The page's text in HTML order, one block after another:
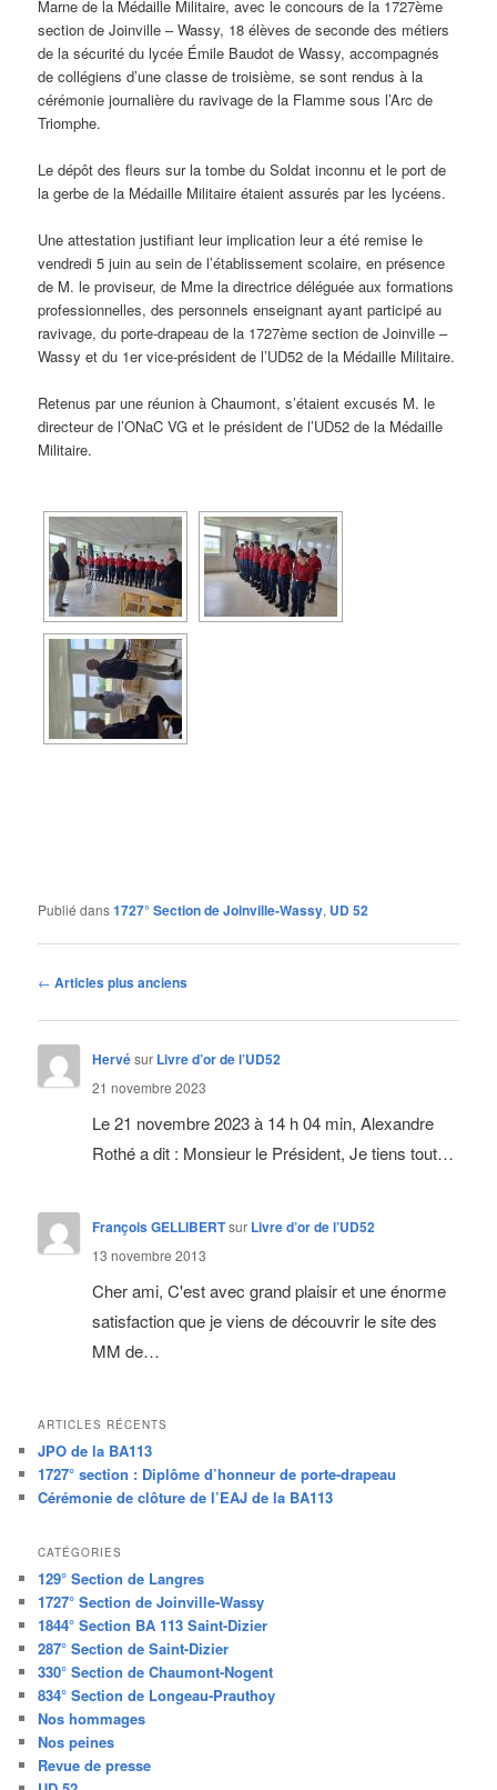
Marne de la Médaille Militaire, avec le concours de la 1727ème
section de Joinville – Wassy, 18 élèves de seconde des métiers
de la sécurité du lycée Émile Baudot de Wassy, accompagnés
de collégiens d’une classe de troisième, se sont rendus à la
cérémonie journalière du ravivage de la Flamme sous l’Arc de
Triomphe.
Le dépôt des fleurs sur la tombe du Soldat inconnu et le port de
la gerbe de la Médaille Militaire étaient assurés par les lycéens.
Une attestation justifiant leur implication leur a été remise le
vendredi 5 juin au sein de l’établissement scolaire, en présence
de M. le proviseur, de Mme la directrice déléguée aux formations
professionnelles, des personnels enseignant ayant participé au
ravivage, du porte-drapeau de la 1727ème section de Joinville –
Wassy et du 1er vice-président de l’UD52 de la Médaille Militaire.
Retenus par une réunion à Chaumont, s’étaient excusés M. le
directeur de l’ONaC VG et le président de l’UD52 de la Médaille
Militaire.
Publié dans1727° Section de Joinville-Wassy, UD 52
Navigation
articles
← Articles plus anciens
Hervésur Livre d’or de l’UD52
21 novembre 2023
Le 21 novembre 2023 à 14 h 04 min, Alexandre
Rothé a dit : Monsieur le Président, Je tiens tout…
François GELLIBERTsur Livre d’or de l’UD52
13 novembre 2013
Cher ami, C'est avec grand plaisir et une énorme
satisfaction que je viens de découvrir le site des
MM de…
ARTICLES RÉCENTS
JPO de la BA113
1727° section : Diplôme d’honneur de porte-drapeau
Cérémonie de clôture de l’EAJ de la BA113
CATÉGORIES
129° Section de Langres
1727° Section de Joinville-Wassy
1844° Section BA 113 Saint-Dizier
287° Section de Saint-Dizier
330° Section de Chaumont-Nogent
834° Section de Longeau-Prauthoy
Nos hommages
Nos peines
Revue de presse